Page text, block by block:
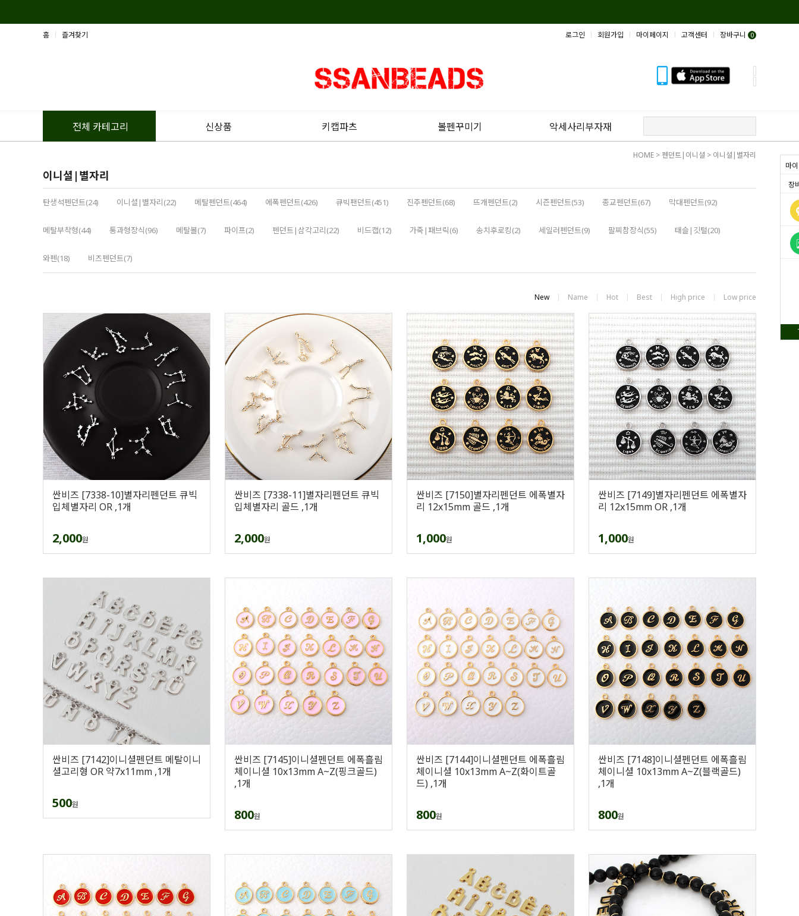
마
장
홈 즐겨찾기 로그인 회원가입 마이페이지 고객센터 장바구니 0
전체 카테고리 신상품 키캡파츠 볼펜꾸미기 악세사리부자재
HOME > 펜던트|이니셜 > 이니셜|별자리
이니셜|별자리
탄생석펜던트(24) 이니셜|별자리(22) 메탈펜던트(464) 에폭펜던트(426) 큐빅팬던트(451) 진주펜던트(68) 뜨개펜던트(2) 시즌펜던트(53) 종교펜던트(67) 막대펜던트(92)
메탈부착형(44) 통과형장식(96) 메탈볼(7) 파이프(2) 펜던트|삼각고리(22) 비드캡(12) 가죽|패브릭(6) 송치후로킹(2) 세일러펜던트(9) 팔찌참장식(55) 태슬|깃털(20)
와펜(18) 비즈펜던트(7)
New Name Hot Best High price Low price
싼비즈 [7338-10]별자리펜던트 큐빅
입체별자리 OR ,1개
2,000원
싼비즈 [7338-11]별자리펜던트 큐빅
입체별자리 골드 ,1개
2,000원
싼비즈 [7150]별자리펜던트 에폭별자
리 12x15mm 골드 ,1개
1,000원
싼비즈 [7149]별자리펜던트 에폭별자
리 12x15mm OR ,1개
1,000원
싼비즈 [7142]이니셜펜던트 메탈이니
셜고리형 OR 약7x11mm ,1개
500원
싼비즈 [7145]이니셜펜던트 에폭흘림
체이니셜 10x13mm A~Z(핑크골드)
,1개
800원
싼비즈 [7144]이니셜펜던트 에폭흘림
체이니셜 10x13mm A~Z(화이트골
드) ,1개
800원
싼비즈 [7148]이니셜펜던트 에폭흘림
체이니셜 10x13mm A~Z(블랙골드)
,1개
800원